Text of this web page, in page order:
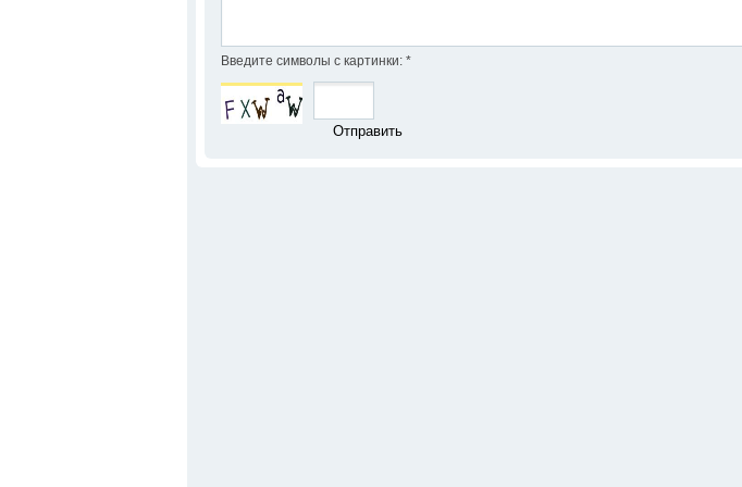
Введите символы с картинки: *